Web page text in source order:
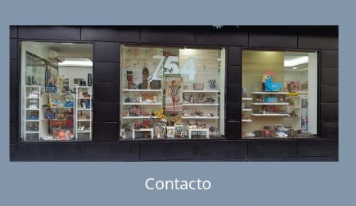
Contacto